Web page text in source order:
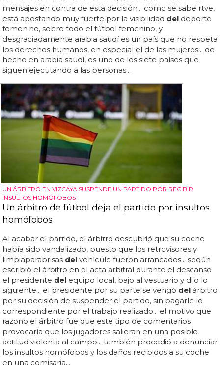
mensajes en contra de esta decisión... como se sabe rtve,
está apostando muy fuerte por la visibilidad del deporte
femenino, sobre todo el fútbol femenino, y
desgraciadamente arabia saudí es un país que no respeta
los derechos humanos, en especial el de las mujeres... de
hecho en arabia saudí, es uno de los siete países que
siguen ejecutando a las personas...
UN ÁRBITRO EN VIZCAYA SUSPENDE UN PARTIDO POR RECIBIR
INSULTOS HOMÓFOBOS
Un árbitro de fútbol deja el partido por insultos
homófobos
Al acabar el partido, el árbitro descubrió que su coche
había sido vandalizado, puesto que los retrovisores y
limpiaparabrisas del vehículo fueron arrancados... según
escribió el árbitro en el acta arbitral durante el descanso
el presidente del equipo local, bajo al vestuario y dijo lo
siguiente... el presidente por su parte se vengó del árbitro
por su decisión de suspender el partido, sin pagarle lo
correspondiente por el trabajo realizado... el motivo que
razono el árbitro fue que este tipo de comentarios
provocaría que los jugadores salieran en una posible
actitud violenta al campo... también procedió a denunciar
los insultos homófobos y los daños recibidos a su coche
en una comisaria...